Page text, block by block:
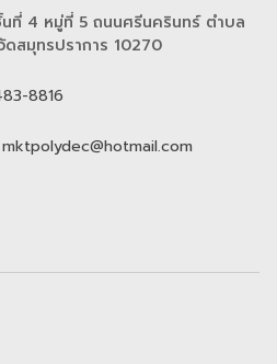
ที่ 4 หมู่ที่ 5 ถนนศรีนครินทร์ ตำบล
ดสมุทรปราการ 10270
8816
mktpolydec@hotmail.com